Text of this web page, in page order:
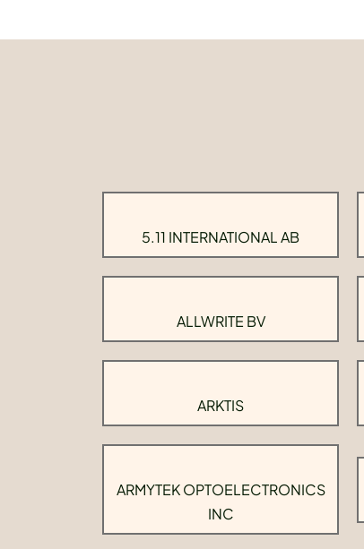
5.11 INTERNATIONAL AB
ALLWRITE BV
ARKTIS
ARMYTEK OPTOELECTRONICS
INC